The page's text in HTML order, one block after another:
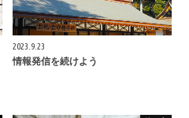
2023.9.23
情報発信を続けよう